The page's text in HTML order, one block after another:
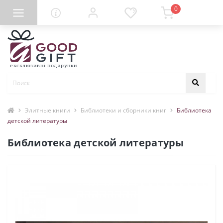
0
Элитные книги Библиотеки и сборники книг
Библиотека
детской литературы
Библиотека детской литературы